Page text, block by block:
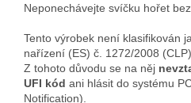
Neponechávejte svíčku hořet bez
Tento výrobek není klasifikován
nařízení (ES) č. 1272/2008 (CLP).
Z tohoto důvodu se na něj
UFI kód ani hlásit do systému
Notification).